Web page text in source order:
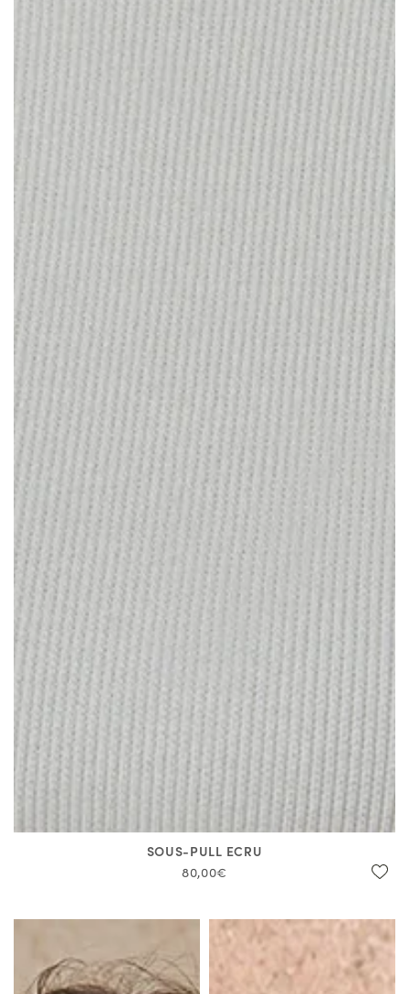
SOUS-PULL ECRU
80,00€